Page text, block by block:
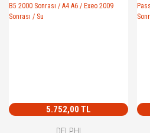
5.752,00 TL